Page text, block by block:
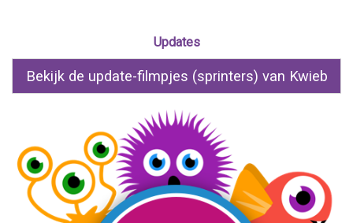
Updates
Bekijk de update-filmpjes (sprinters) van Kwieb